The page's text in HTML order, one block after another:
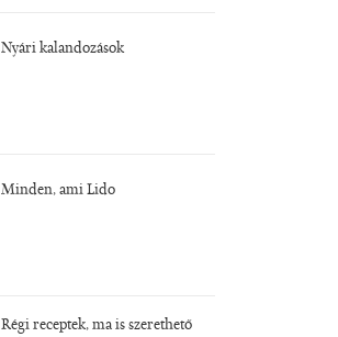
Nyári kalandozások
Minden, ami Lido
Régi receptek, ma is szerethető